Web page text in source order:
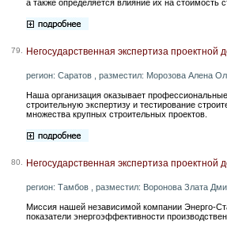
а также определяется влияние их на стоимость
79. Негосударственная экспертиза проектной
регион: Саратов , разместил: Морозова Алена
Наша организация оказывает профессиональные
строительную экспертизу и тестирование
множества крупных строительных проектов.
80. Негосударственная экспертиза проектной
регион: Тамбов , разместил: Воронова Злата
Миссия нашей независимой компании Энерго-
показатели энергоэффективности